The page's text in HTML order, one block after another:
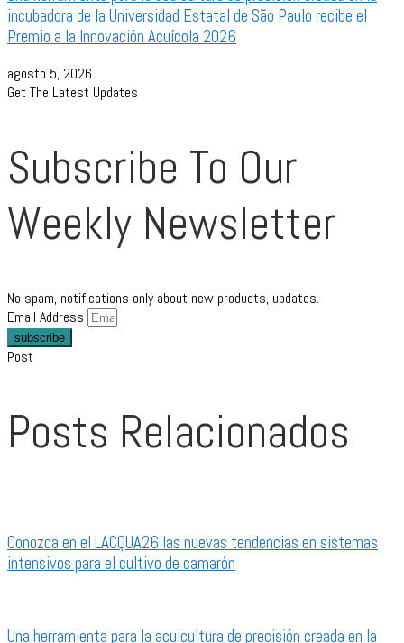
incubadora de la Universidad Estatal de São Paulo recibe el
Premio a la Innovación Acuícola 2026
agosto 5, 2026
Get The Latest Updates
Subscribe To Our
Weekly Newsletter
No spam, notifications only about new products, updates.
Email Address
subscribe
Post
Posts Relacionados
Conozca en el LACQUA26 las nuevas tendencias en sistemas
intensivos para el cultivo de camarón
Una herramienta para la acuicultura de precisión creada en la